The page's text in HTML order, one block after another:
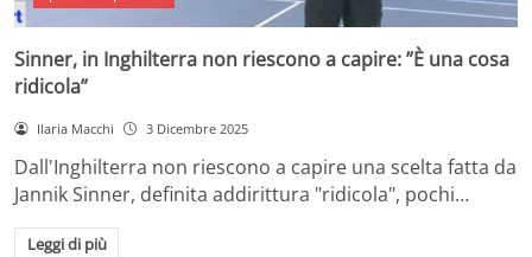
Sinner, in Inghilterra non riescono a capire: ”È una cosa
ridicola”
Ilaria Macchi 3 Dicembre 2025
Dall'Inghilterra non riescono a capire una scelta fatta da
Jannik Sinner, definita addirittura "ridicola", pochi…
Leggi di più